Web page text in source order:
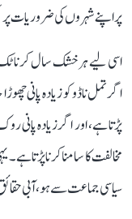
پر اپنے شہروں کی ضروریات
اسی لیے ہر خشک سال
اگر تمل ناڈو کو زیادہ پانی
پڑتا ہے، اور اگر زیادہ پانی
مخالفت کا سامنا کرنا پڑتا
سیاسی جماعت سے ہو، آبی